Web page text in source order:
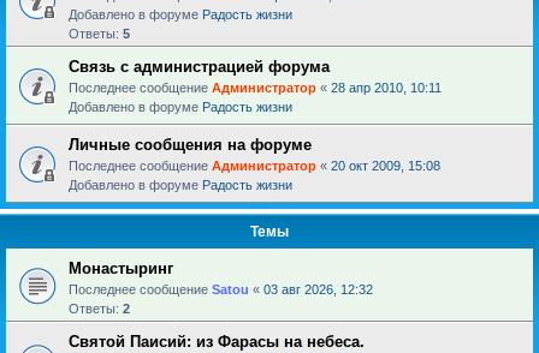
Добавлено в форуме Радость жизни
Ответы: 5
Связь с администрацией форума
Последнее сообщение Администратор « 28 апр 2010, 10:11
Добавлено в форуме Радость жизни
Личные сообщения на форуме
Последнее сообщение Администратор « 20 окт 2009, 15:08
Добавлено в форуме Радость жизни
Темы
Монастыринг
Последнее сообщение Satou « 03 авг 2026, 12:32
Ответы: 2
Святой Паисий: из Фарасы на небеса.